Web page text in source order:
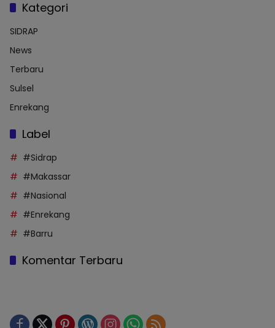
Kategori
SIDRAP
News
Terbaru
Sulsel
Enrekang
Label
#Sidrap
#Makassar
#Nasional
#Enrekang
#Barru
Komentar Terbaru